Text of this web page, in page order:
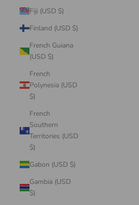
Fiji (USD $)
Finland (USD $)
French Guiana
(USD $)
French
Polynesia (USD
$)
French
Southern
Territories (USD
$)
Gabon (USD $)
Gambia (USD
$)